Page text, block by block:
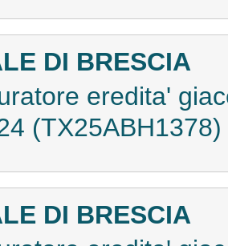
DI BRESCIA
eredita'
(TX25ABH1378)
DI BRESCIA